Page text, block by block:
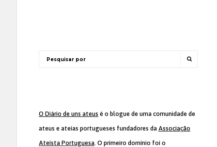
O Diário de uns ateus é o blogue de uma comunidade de
ateus e ateias portugueses fundadores da Associação
Ateísta Portuguesa. O primeiro domínio foi o